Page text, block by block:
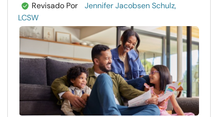
Revisado Por
Jennifer Jacobsen Schulz,
LCSW